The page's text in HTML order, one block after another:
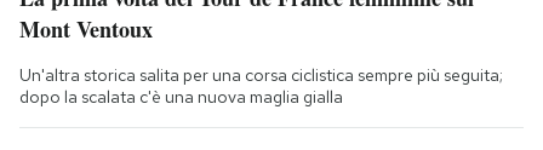
Mont Ventoux
Un'altra storica salita per una corsa ciclistica sempre più seguita;
dopo la scalata c'è una nuova maglia gialla